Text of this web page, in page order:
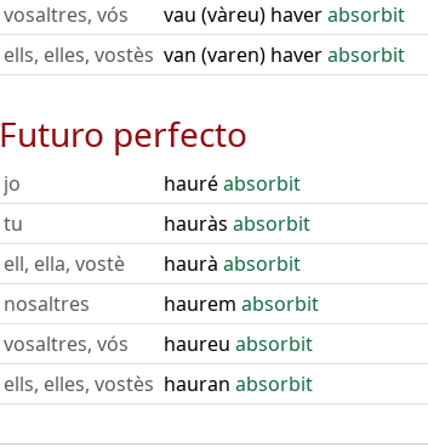
vosaltres, vós
vau (vàreu) haverabsorbit
ells, elles, vostès van (varen) haverabsorbit
Futuro perfecto
jo hauréabsorbit
tu
hauràs absorbit
ell, ella, vostè
haurà absorbit
nosaltres
haurem absorbit
vosaltres, vós
haureu absorbit
ells, elles, vostès hauran absorbit